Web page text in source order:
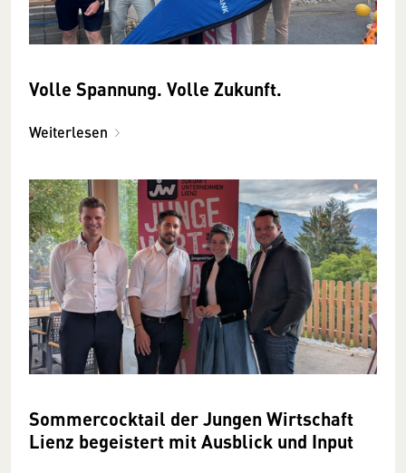
Volle Spannung. Volle Zukunft.
Weiterlesen
Sommercocktail der Jungen Wirtschaft
Lienz begeistert mit Ausblick und Input